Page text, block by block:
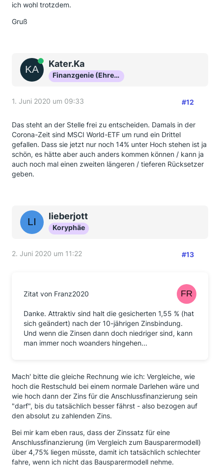
ich wohl trotzdem.
Gruß
OnlineKater.Ka
Finanzgenie (Ehrenmitglied)
1. Juni 2020 um 09:33 #12
Das steht an der Stelle frei zu entscheiden. Damals in der
Corona-Zeit sind MSCI World-ETF um rund ein Drittel
gefallen. Dass sie jetzt nur noch 14% unter Hoch stehen ist ja
schön, es hätte aber auch anders kommen können / kann ja
auch noch mal einen zweiten längeren / tieferen Rücksetzer
geben.
lieberjott
Koryphäe
2. Juni 2020 um 11:22 #13
Zitat von Franz2020
Danke. Attraktiv sind halt die gesicherten 1,55 % (hat
sich geändert) nach der 10-jährigen Zinsbindung.
Und wenn die Zinsen dann doch niedriger sind, kann
man immer noch woanders hingehen...
Mach' bitte die gleiche Rechnung wie ich: Vergleiche, wie
hoch die Restschuld bei einem normale Darlehen wäre und
wie hoch dann der Zins für die Anschlussfinanzierung sein
"darf", bis du tatsächlich besser fährst - also bezogen auf
den absolut zu zahlenden Zins.
Bei mir kam eben raus, dass der Zinssatz für eine
Anschlussfinanzierung (im Vergleich zum Bausparermodell)
über 4,75% liegen müsste, damit ich tatsächlich schlechter
fahre, wenn ich nicht das Bausparermodell nehme.